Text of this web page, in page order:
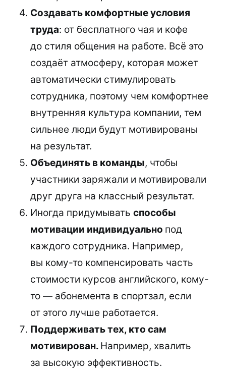
Создавать комфортные условия
труда: от бесплатного чая и кофе
до стиля общения на работе. Всё это
создаёт атмосферу, которая может
автоматически стимулировать
сотрудника, поэтому чем комфортнее
внутренняя культура компании, тем
сильнее люди будут мотивированы
на результат.
Объединять в команды, чтобы
участники заряжали и мотивировали
друг друга на классный результат.
Иногда придумывать способы
мотивации индивидуально под
каждого сотрудника. Например,
вы кому-то компенсировать часть
стоимости курсов английского, кому-
то — абонемента в спортзал, если
от этого лучше работается.
Поддерживать тех, кто сам
мотивирован. Например, хвалить
за высокую эффективность.